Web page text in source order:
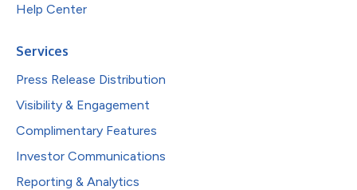
Help Center
Services
Press Release Distribution
Visibility & Engagement
Complimentary Features
Investor Communications
Reporting & Analytics